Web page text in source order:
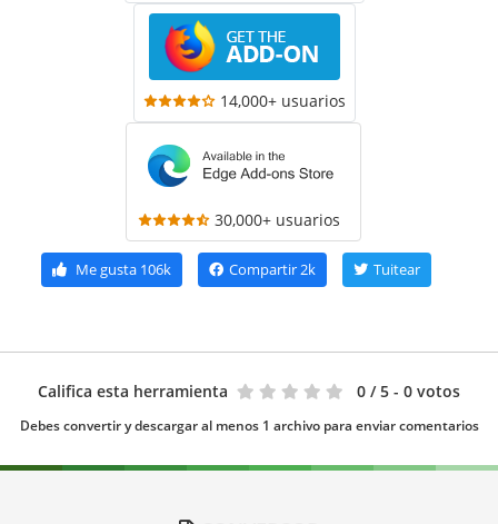
14,000+ usuarios
30,000+ usuarios
Me gusta106k Compartir2k Tuitear
Califica esta herramienta 0 / 5 - 0 votos
Debes convertir y descargar al menos 1 archivo para enviar comentarios